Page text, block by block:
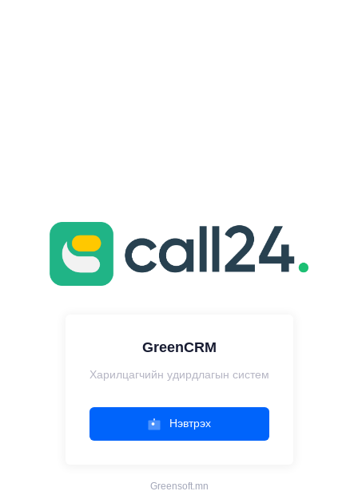
GreenCRM
Харилцагчийн удирдлагын систем
Нэвтрэх
Greensoft.mn